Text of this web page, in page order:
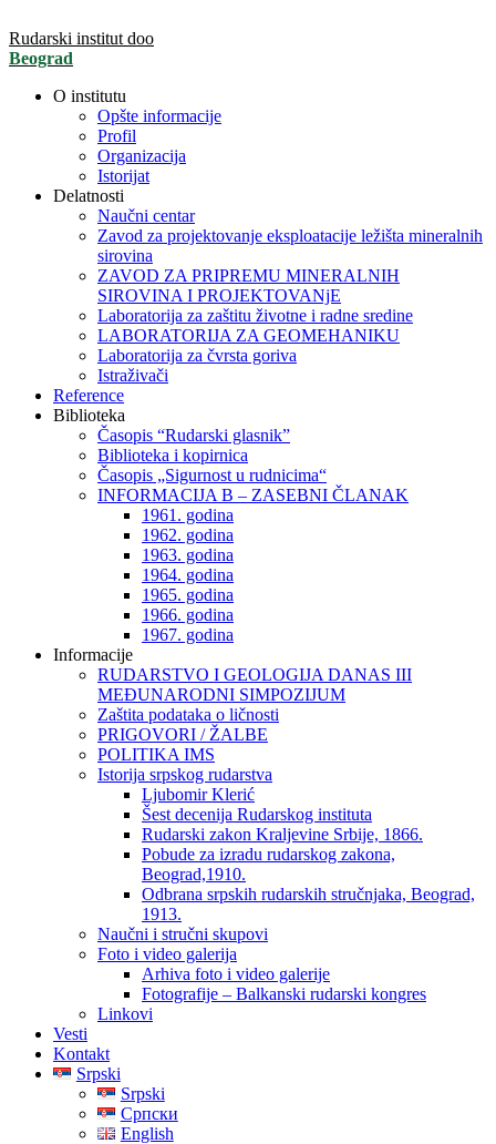
Rudarski institut doo
Beograd
O institutu
Opšte informacije
Profil
Organizacija
Istorijat
Delatnosti
Naučni centar
Zavod za projektovanje eksploatacije ležišta mineralnih
sirovina
ZAVOD ZA PRIPREMU MINERALNIH
SIROVINA I PROJEKTOVANjE
Laboratorija za zaštitu životne i radne sredine
LABORATORIJA ZA GEOMEHANIKU
Laboratorija za čvrsta goriva
Istraživači
Reference
Biblioteka
Časopis “Rudarski glasnik”
Biblioteka i kopirnica
Časopis „Sigurnost u rudnicima“
INFORMACIJA B – ZASEBNI ČLANAK
1961. godina
1962. godina
1963. godina
1964. godina
1965. godina
1966. godina
1967. godina
Informacije
RUDARSTVO I GEOLOGIJA DANAS III
MEĐUNARODNI SIMPOZIJUM
Zaštita podataka o ličnosti
PRIGOVORI / ŽALBE
POLITIKA IMS
Istorija srpskog rudarstva
Ljubomir Klerić
Šest decenija Rudarskog instituta
Rudarski zakon Kraljevine Srbije, 1866.
Pobude za izradu rudarskog zakona,
Beograd,1910.
Odbrana srpskih rudarskih stručnjaka, Beograd,
1913.
Naučni i stručni skupovi
Foto i video galerija
Arhiva foto i video galerije
Fotografije – Balkanski rudarski kongres
Linkovi
Vesti
Kontakt
Srpski
Srpski
Српски
English